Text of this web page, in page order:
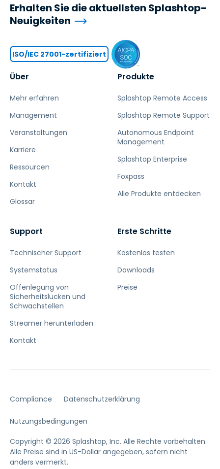
Über
Mehr erfahren
Management
Veranstaltungen
Karriere
Ressourcen
Kontakt
Glossar
Produkte
Splashtop Remote Access
Splashtop Remote Support
Autonomous Endpoint
Management
Splashtop Enterprise
Foxpass
Alle Produkte entdecken
Support
Technischer Support
Systemstatus
Offenlegung von
Sicherheitslücken und
Schwachstellen
Streamer herunterladen
Kontakt
Erste Schritte
Kostenlos testen
Downloads
Preise
Erhalten Sie die aktuellsten Splashtop-
Neuigkeiten
ISO/IEC 27001-zertifiziert
Compliance Datenschutzerklärung
Nutzungsbedingungen
Copyright © 2026 Splashtop, Inc. Alle Rechte vorbehalten.
Alle Preise sind in US-Dollar angegeben, sofern nicht
anders vermerkt.